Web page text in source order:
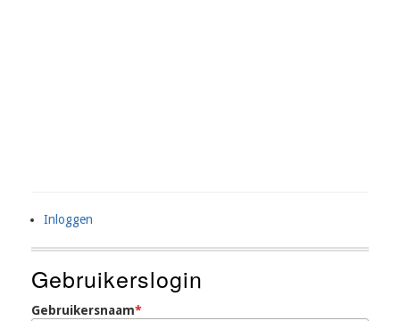
User
Account
Menu
Inloggen
Gebruikerslogin
Gebruikersnaam